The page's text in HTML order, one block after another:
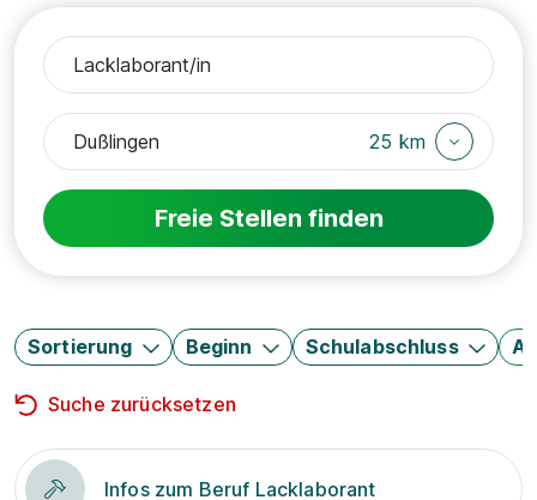
25 km
Freie Stellen finden
Sortierung Beginn Schulabschluss
Suche zurücksetzen
Infos zum Beruf Lacklaborant